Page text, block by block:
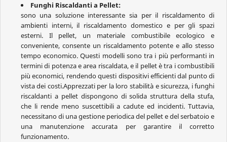
Funghi Riscaldanti a Pellet:
sono una soluzione interessante sia per il riscaldamento di
ambienti interni, il riscaldamento domestico e per gli spazi
esterni. Il pellet, un materiale combustibile ecologico e
conveniente, consente un riscaldamento potente e allo stesso
tempo economico. Questi modelli sono tra i più performanti in
termini di potenza e area riscaldata, e il pellet è tra i combustibili
più economici, rendendo questi dispositivi efficienti dal punto di
vista dei costi.Apprezzati per la loro stabilità e sicurezza, i funghi
riscaldanti a pellet dispongono di solida struttura della stufa,
che li rende meno suscettibili a cadute ed incidenti. Tuttavia,
necessitano di una gestione periodica del pellet e del serbatoio e
una manutenzione accurata per garantire il corretto
funzionamento.